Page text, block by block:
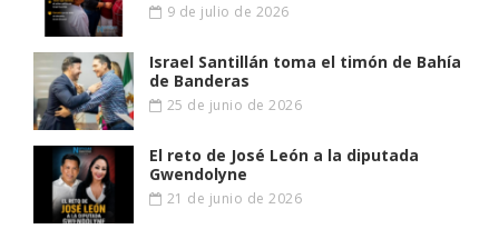
9 de julio de 2026
Israel Santillán toma el timón de Bahía
de Banderas
25 de junio de 2026
El reto de José León a la diputada
Gwendolyne
21 de junio de 2026